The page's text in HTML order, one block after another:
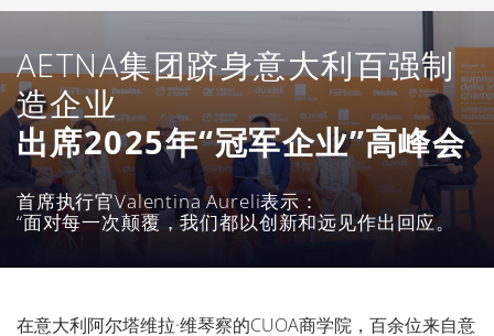
AETNA集团跻身意大利百强制
造企业
出席2025年“冠军企业”高峰会
首席执行官Valentina Aureli表示：
“面对每一次颠覆，我们都以创新和远见作出回应。
在意大利阿尔塔维拉·维琴察的CUOA商学院，百余位来自意